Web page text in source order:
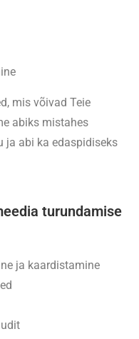
mis võivad Teie
abiks mistahes
ja abi ka edaspidiseks
turundamise
ja kaardistamine